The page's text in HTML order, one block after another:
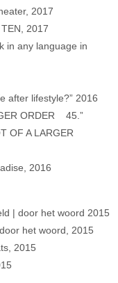
2017
2017
in any language in
after lifestyle?” 2016
ORDER 45.”
A LARGER
2016
| door het woord 2015
het woord, 2015
2015